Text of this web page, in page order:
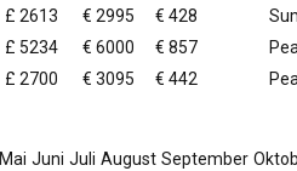
£ 2613 € 2995 € 428
£ 5234 € 6000 € 857
£ 2700 € 3095 € 442
Mai Juni Juli August September